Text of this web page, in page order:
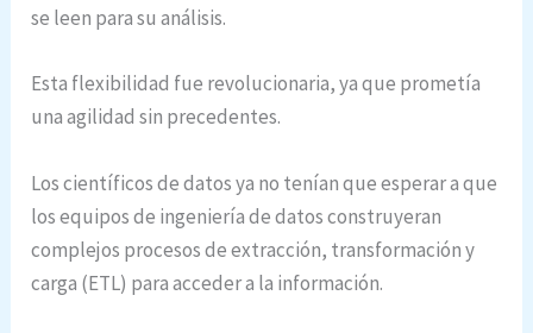
se leen para su análisis.
Esta flexibilidad fue revolucionaria, ya que prometía
una agilidad sin precedentes.
Los científicos de datos ya no tenían que esperar a que
los equipos de ingeniería de datos construyeran
complejos procesos de extracción, transformación y
carga (ETL) para acceder a la información.